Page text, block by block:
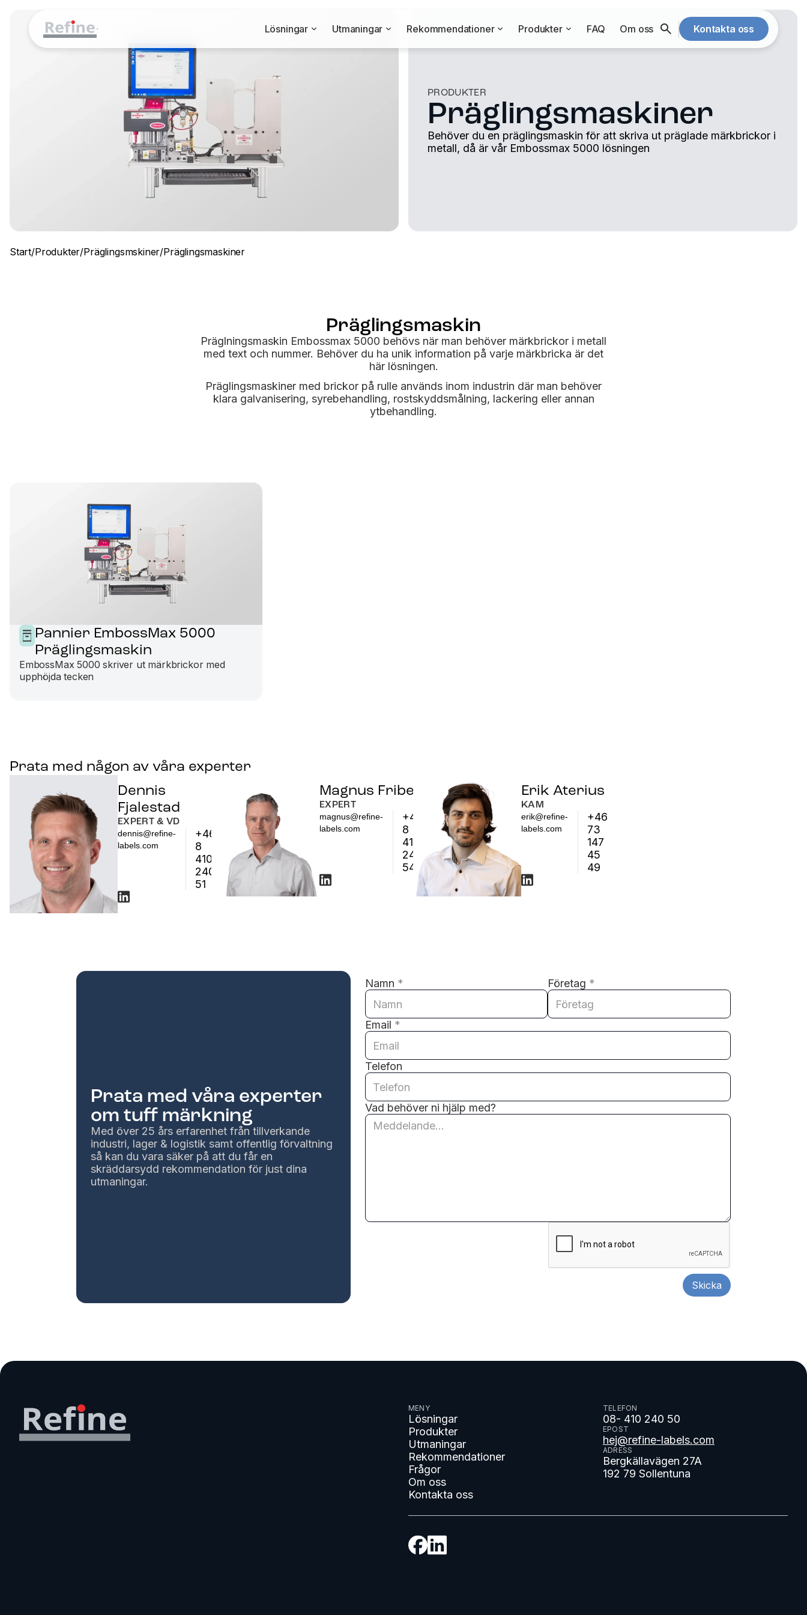
Lösningar Utmaningar Rekommendationer Produkter FAQ Om oss Kontakta oss
PRODUKTER
Präglingsmaskiner
Behöver du en präglingsmaskin för att skriva ut präglade märkbrickor i
metall, då är vår Embossmax 5000 lösningen
Start/Produkter/Präglingsmskiner/Präglingsmaskiner
Präglingsmaskin
Präglningsmaskin Embossmax 5000 behövs när man behöver märkbrickor i metall
med text och nummer. Behöver du ha unik information på varje märkbricka är det
här lösningen.
Präglingsmaskiner med brickor på rulle används inom industrin där man behöver
klara galvanisering, syrebehandling, rostskyddsmålning, lackering eller annan
ytbehandling.
Pannier EmbossMax 5000
Präglingsmaskin
EmbossMax 5000 skriver ut märkbrickor med
upphöjda tecken
Prata med någon av våra experter
Dennis
Fjalestad
EXPERT & VD
dennis@refine-
labels.com
+46
8
410
240
51
Magnus Friberg
EXPERT
magnus@refine-
labels.com
+46
8
410
240
54
Erik Aterius
KAM
erik@refine-
labels.com
+46
73
147
45
49
Prata med våra experter
om tuff märkning
Med över 25 års erfarenhet från tillverkande
industri, lager & logistik samt offentlig förvaltning
så kan du vara säker på att du får en
skräddarsydd rekommendation för just dina
utmaningar.
Namn * Företag *
Email *
Telefon
Vad behöver ni hjälp med?
MENY
Lösningar
Produkter
Utmaningar
Rekommendationer
Frågor
Om oss
Kontakta oss
TELEFON
08- 410 240 50
EPOST
hej@refine-labels.com
ADRESS
Bergkällavägen 27A
192 79 Sollentuna